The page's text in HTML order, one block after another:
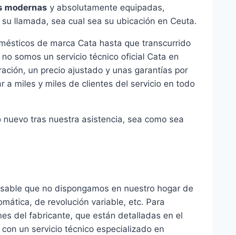
modernas y absolutamente equipadas,
llamada, sea cual sea su ubicación en Ceuta.
de marca Cata hasta que transcurrido
somos un servicio técnico oficial Cata en
un precio ajustado y unas garantías por
a miles y miles de clientes del servicio en todo
tras nuestra asistencia, sea como sea
que no dispongamos en nuestro hogar de
de revolución variable, etc. Para
del fabricante, que están detalladas en el
un servicio técnico especializado en